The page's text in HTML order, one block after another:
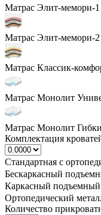
Матрас Элит-мемори-1
Матрас Элит-мемори-2
Матрас Классик-
Матрас Монолит
Матрас Монолит
Комплектация
Стандартная с
Бескаркасный
Каркасный
Ортопедический
Количество